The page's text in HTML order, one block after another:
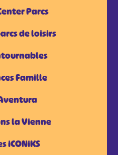
Parcs
de loisirs
Famille
la Vienne
iCONiKS